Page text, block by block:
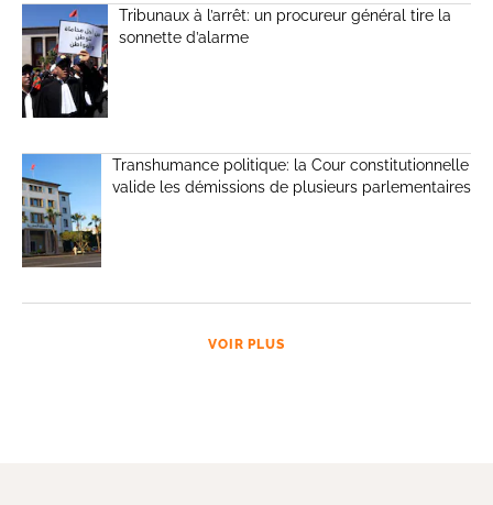
Tribunaux à l’arrêt: un procureur général tire la
sonnette d’alarme
Transhumance politique: la Cour constitutionnelle
valide les démissions de plusieurs parlementaires
VOIR PLUS